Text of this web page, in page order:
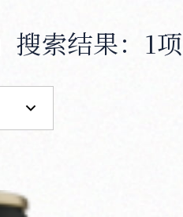
搜索结果：1项